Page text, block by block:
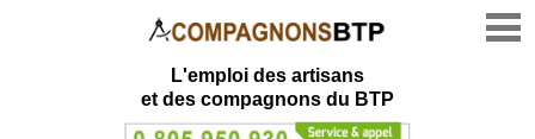
L'emploi des artisans
et des compagnons du BTP